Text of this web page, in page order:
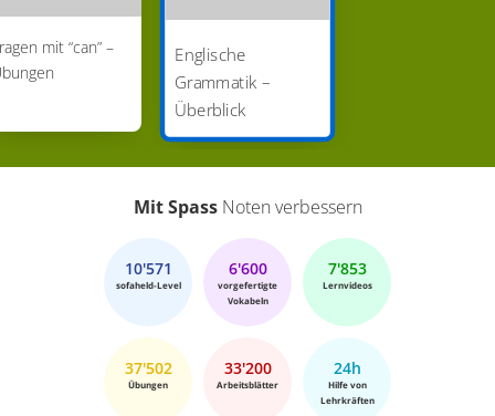
mit “can” –
Englische
Grammatik –
Überblick
Mit SpassNoten verbessern
10'571
sofaheld-Level
6'600
vorgefertigte
Vokabeln
7'853
Lernvideos
37'502
Übungen
33'200
Arbeitsblätter
24h
Hilfe von
Lehrkräften